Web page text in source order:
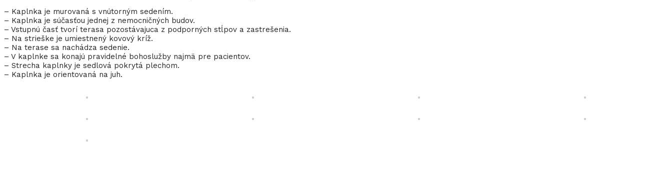
– Kaplnka je murovaná s vnútorným sedením.
– Kaplnka je súčasťou jednej z nemocničných budov.
– Vstupnú časť tvorí terasa pozostávajuca z podporných stĺpov a zastrešenia.
– Na strieške je umiestnený kovový kríž.
– Na terase sa nachádza sedenie.
– V kaplnke sa konajú pravidelné bohoslužby najmä pre pacientov.
– Strecha kaplnky je sedlová pokrytá plechom.
– Kaplnka je orientovaná na juh.